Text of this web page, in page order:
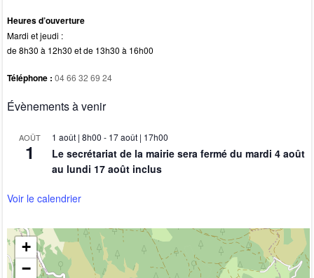
Heures d’ouverture
Mardi et jeudi :
de 8h30 à 12h30 et de 13h30 à 16h00
Téléphone : 04 66 32 69 24
Évènements à venir
AOÛT
1
1 août | 8h00 - 17 août | 17h00
Le secrétariat de la mairie sera fermé du mardi 4 août
au lundi 17 août inclus
Voir le calendrier
+
−